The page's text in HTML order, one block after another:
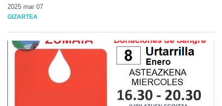
2025 mar 07
GIZARTEA